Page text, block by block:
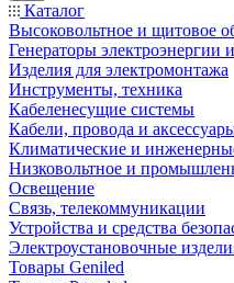
Каталог
Высоковольтное и щитовое
Генераторы электроэнергии
Изделия для электромонтажа
Инструменты, техника
Кабеленесущие системы
Кабели, провода и
Климатические и
Низковольтное и
Освещение
Связь, телекоммуникации
Устройства и средства
Электроустановочные
Товары Geniled